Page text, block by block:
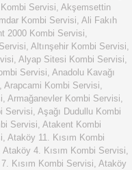
Servisi, Akşemsettin
Kombi Servisi, Ali Fakıh
2000 Kombi Servisi,
, Altınşehir Kombi Servisi,
, Alyap Sitesi Kombi Servisi,
Servisi, Anadolu Kavağı
, Arapcami Kombi Servisi,
, Armağanevler Kombi Servisi,
Servisi, Aşağı Dudullu Kombi
Servisi, Atakent Kombi
, Ataköy 11. Kısım Kombi
Ataköy 4. Kısım Kombi Servisi,
Kısım Kombi Servisi, Ataköy